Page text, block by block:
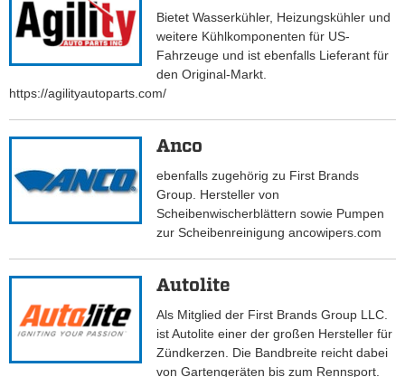
Bietet Wasserkühler, Heizungskühler und
weitere Kühlkomponenten für US-
Fahrzeuge und ist ebenfalls Lieferant für
den Original-Markt.
https://agilityautoparts.com/
Anco
ebenfalls zugehörig zu First Brands
Group. Hersteller von
Scheibenwischerblättern sowie Pumpen
zur Scheibenreinigung ancowipers.com
Autolite
Als Mitglied der First Brands Group LLC.
ist Autolite einer der großen Hersteller für
Zündkerzen. Die Bandbreite reicht dabei
von Gartengeräten bis zum Rennsport.